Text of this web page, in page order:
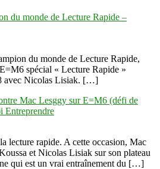
du monde de Lecture Rapide –
du monde de Lecture Rapide,
spécial « Lecture Rapide »
avec Nicolas Lisiak. […]
Mac Lesggy sur E=M6 (défi de
Entreprendredit :
lecture rapide. A cette occasion, Mac
et Nicolas Lisiak sur son plateau
qui est un vrai entraînement du […]